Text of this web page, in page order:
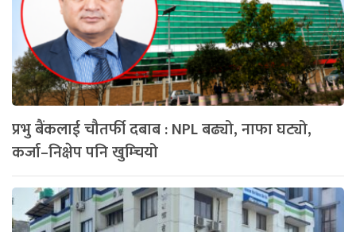
प्रभु बैंकलाई चौतर्फी दबाब : NPL बढ्यो, नाफा घट्यो,
कर्जा–निक्षेप पनि खुम्चियो